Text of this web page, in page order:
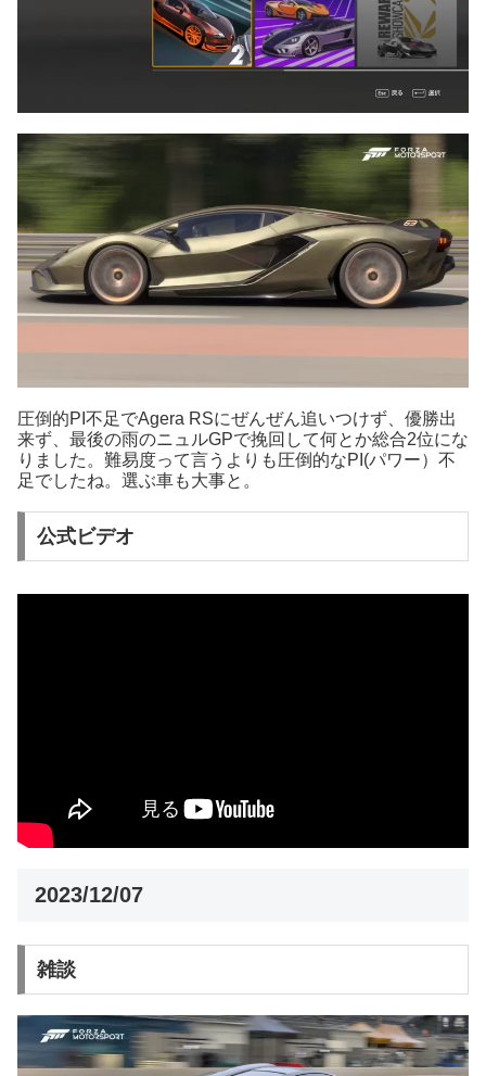
圧倒的PI不足でAgera RSにぜんぜん追いつけず、優勝出
来ず、最後の雨のニュルGPで挽回して何とか総合2位にな
りました。難易度って言うよりも圧倒的なPI(パワー）不
足でしたね。選ぶ車も大事と。
公式ビデオ
2023/12/07
雑談